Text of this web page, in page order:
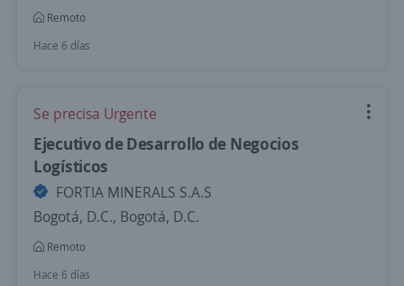
Remoto
Hace 6 días
Se precisa Urgente
Ejecutivo de Desarrollo de Negocios
Logísticos
FORTIA MINERALS S.A.S
Bogotá, D.C., Bogotá, D.C.
Remoto
Hace 6 días